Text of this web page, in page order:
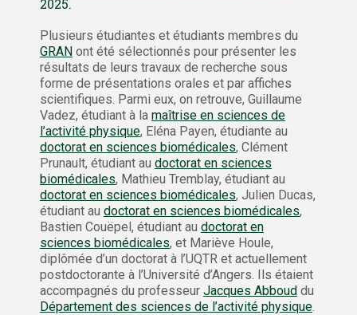
2025.
Plusieurs étudiantes et étudiants membres du
GRAN ont été sélectionnés pour présenter les
résultats de leurs travaux de recherche sous
forme de présentations orales et par affiches
scientifiques. Parmi eux, on retrouve, Guillaume
Vadez, étudiant à la maîtrise en sciences de
l’activité physique, Eléna Payen, étudiante au
doctorat en sciences biomédicales, Clément
Prunault, étudiant au doctorat en sciences
biomédicales, Mathieu Tremblay, étudiant au
doctorat en sciences biomédicales, Julien Ducas,
étudiant au doctorat en sciences biomédicales,
Bastien Couëpel, étudiant au doctorat en
sciences biomédicales, et Mariève Houle,
diplômée d’un doctorat à l’UQTR et actuellement
postdoctorante à l’Université d’Angers. Ils étaient
accompagnés du professeur Jacques Abboud du
Département des sciences de l’activité physique